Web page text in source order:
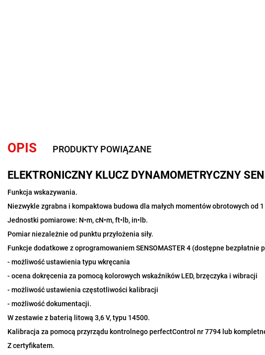
OPIS PRODUKTY POWIĄZANE
ELEKTRONICZNY KLUCZ DYNAMOMETRYCZNY
Funkcja wskazywania.
Niezwykle zgrabna i kompaktowa budowa dla małych momentów obrotowych od 1
Jednostki pomiarowe: N•m, cN•m, ft•lb, in•lb.
Pomiar niezależnie od punktu przyłożenia siły.
Funkcje dodatkowe z oprogramowaniem SENSOMASTER 4 (dostępne
- możliwość ustawienia typu wkręcania
- ocena dokręcenia za pomocą kolorowych wskaźników LED, brzęczyka i wibracji
- możliwość ustawienia częstotliwości kalibracji
- możliwość dokumentacji.
W zestawie z baterią litową 3,6 V, typu 14500.
Kalibracja za pomocą przyrządu kontrolnego perfectControl nr 7794 lub
Z certyfikatem.